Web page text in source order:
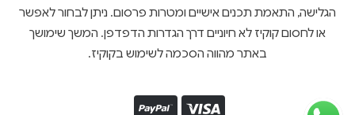
הגלישה, התאמת תכנים אישיים ומטרות פרסום. ניתן לבחור לאפשר
או לחסום קוקיז לא חיוניים דרך הגדרות הדפדפן. המשך שימושך
באתר מהווה הסכמה לשימוש בקוקיז.